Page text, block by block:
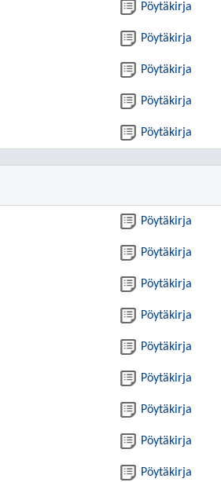
Pöytäkirja
Pöytäkirja
Pöytäkirja
Pöytäkirja
Pöytäkirja
Pöytäkirja
Pöytäkirja
Pöytäkirja
Pöytäkirja
Pöytäkirja
Pöytäkirja
Pöytäkirja
Pöytäkirja
Pöytäkirja